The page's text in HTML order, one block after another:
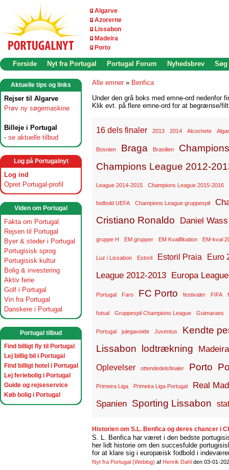
Algarve
Azorerne
Lissabon
Madeira
Porto
Forside Nyt fra Portugal Portugal Forum Nyhedsbrev Søg
Aktuelle tips og links
Rejser til Algarve
Prøv ny søgemaskine
Billeje i Portugal
- se aktuelle tilbud
Log på Portugalnyt
Log ind
Opret Portugal-profil
Viden om Portugal
Fakta om Portugal
Rejsen til Portugal
Byer & steder i Portugal
Portugisisk sprog
Portugisisk kultur
Bolig & investering
Aktiv ferie
Golf i Portugal
Vin fra Portugal
Danskere i Portugal
Portugal tilbud
Find billigt fly til Portugal
Lej billig bil i Portugal
Find billigt hotel i Portugal
Lej feriebolig i Portugal
Guide og rejseservice
Køb bolig i Portugal
Alle emner » Benfica
Under den grå boks med emne-ord nedenfor
Klik evt. på flere emne-ord for at begrænse/
16 dels finaler 2013 2014 Alcochete
Bosnien Braga Brasilien
Champions League 2012-
League 2014-2015 Champions League 2015-2016
fodbold UEFA Champions League gruppespil
Cristiano Ronaldo Daniel Wass
gruppe H EM grupper EM Kvalifikation EM-kval
Luz i Lissabon Estoril Estoril Praia Euro
League 2012-2013 Europa
Portugal Faro FC Porto festivaler FIFA
futsal Gruppespil Champions League Guimaraes
Portugal julegaveide Juventus
Kendte
Lissabon
lodtrækning Madeira
Oplevelser ottendedelsfinaler Porto
Primeira Liga Primeira Liga Portugal
Real
Spanien Sporting Lissabon
Historien om S.L. Benfica og deres chancer i
S. L. Benfica har været i den bedste
her lidt historie om den succesfulde
for at klare sig i europæisk fodbold i
Nyt fra Portugal (Weblog) af Henrik Dahl den 03-01-